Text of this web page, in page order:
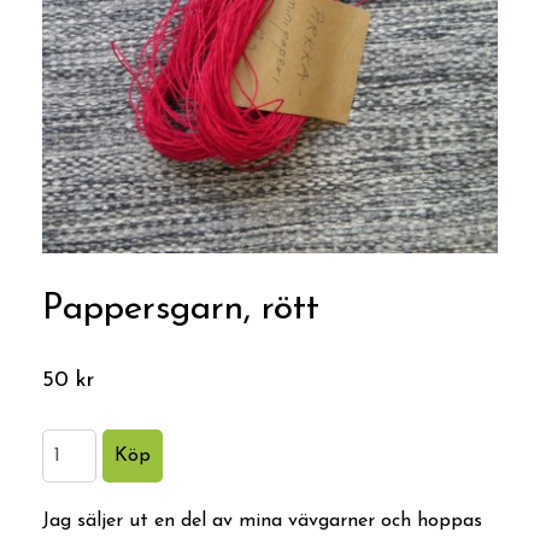
Pappersgarn, rött
50 kr
Jag säljer ut en del av mina vävgarner och hoppas